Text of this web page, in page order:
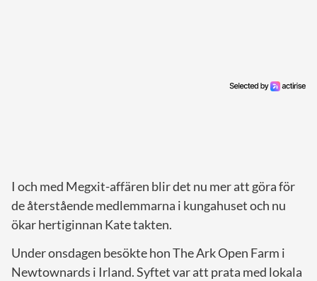
I och med Megxit-affären blir det nu mer att göra för
de återstående medlemmarna i kungahuset och nu
ökar hertiginnan Kate takten.
Under onsdagen besökte hon The Ark Open Farm i
Newtownards i Irland. Syftet var att prata med lokala